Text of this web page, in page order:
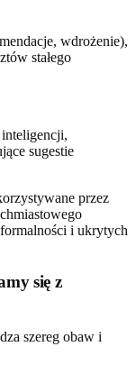
wdrożenie),
stałego
inteligencji,
sugestie
przez
i ukrytych
się z
szereg obaw i